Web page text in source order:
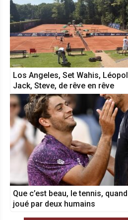
Los Angeles, Set Wahis,
Jack, Steve, de rêve en rêve
Que c’est beau, le tennis,
joué par deux humains